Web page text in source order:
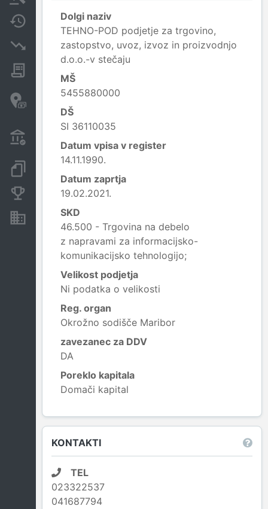
Spremembe
Insolvenčni postopki
Davčne oaze in sumljive
transakcije
Transakcije iz državnega
proračuna
Konkurenčna podjetja
Nepremičnine in sredstva
Dolgi naziv
TEHNO-POD podjetje za trgovino,
zastopstvo, uvoz, izvoz in proizvodnjo
d.o.o.-v stečaju
MŠ
5455880000
DŠ
SI 36110035
Datum vpisa v register
14.11.1990.
Datum zaprtja
19.02.2021.
SKD
46.500 - Trgovina na debelo
z napravami za informacijsko-
komunikacijsko tehnologijo;
Velikost podjetja
Ni podatka o velikosti
Reg. organ
Okrožno sodišče Maribor
zavezanec za DDV
DA
Poreklo kapitala
Domači kapital
Leaflet
KONTAKTI
TEL
023322537
041687794